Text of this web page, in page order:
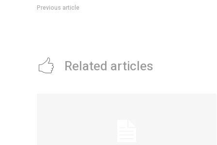
Previous article
Related articles